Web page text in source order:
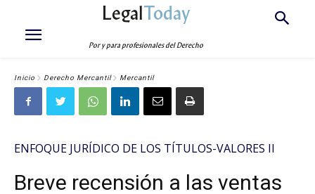
LegalToday
Por y para profesionales del Derecho
Inicio Derecho Mercantil Mercantil
ENFOQUE JURÍDICO DE LOS TÍTULOS-VALORES II
Breve recensión a las ventas